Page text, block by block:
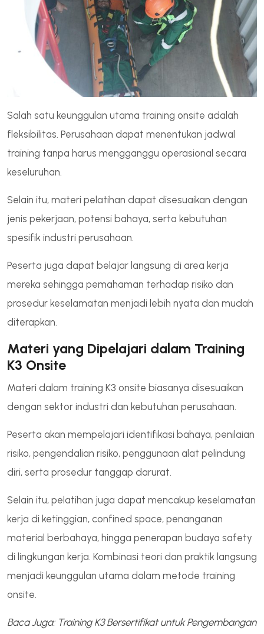
Salah satu keunggulan utama training onsite adalah
fleksibilitas. Perusahaan dapat menentukan jadwal
training tanpa harus mengganggu operasional secara
keseluruhan.
Selain itu, materi pelatihan dapat disesuaikan dengan
jenis pekerjaan, potensi bahaya, serta kebutuhan
spesifik industri perusahaan.
Peserta juga dapat belajar langsung di area kerja
mereka sehingga pemahaman terhadap risiko dan
prosedur keselamatan menjadi lebih nyata dan mudah
diterapkan.
Materi yang Dipelajari dalam Training
K3 Onsite
Materi dalam training K3 onsite biasanya disesuaikan
dengan sektor industri dan kebutuhan perusahaan.
Peserta akan mempelajari identifikasi bahaya, penilaian
risiko, pengendalian risiko, penggunaan alat pelindung
diri, serta prosedur tanggap darurat.
Selain itu, pelatihan juga dapat mencakup keselamatan
kerja di ketinggian, confined space, penanganan
material berbahaya, hingga penerapan budaya safety
di lingkungan kerja. Kombinasi teori dan praktik langsung
menjadi keunggulan utama dalam metode training
onsite.
Baca Juga: Training K3 Bersertifikat untuk Pengembangan